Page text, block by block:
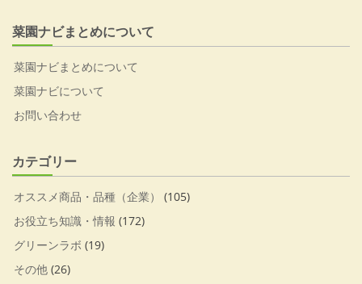
菜園ナビまとめについて
菜園ナビまとめについて
菜園ナビについて
お問い合わせ
カテゴリー
オススメ商品・品種（企業）
(105)
お役立ち知識・情報 (172)
グリーンラボ (19)
その他 (26)